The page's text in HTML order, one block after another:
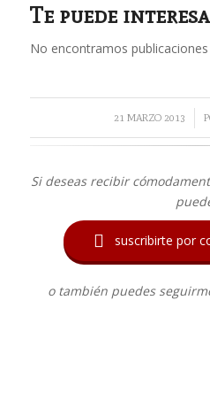
Te puede
No encontramos
21 MARZO 2013
/
Si deseas recibir
 suscribirte por
o también puedes